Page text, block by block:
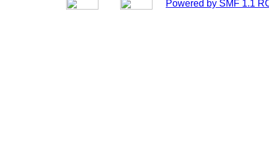
Powered by SMF 1.1